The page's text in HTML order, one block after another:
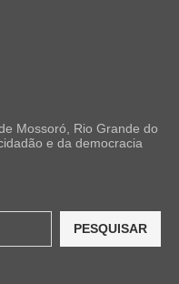
Mossoró, Rio Grande do
e da democracia
PESQUISAR